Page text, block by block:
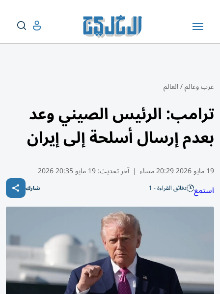
عرب وعالم/العالم
ترامب: الرئيس الصيني وعد
بعدم إرسال أسلحة إلى إيران
19 مايو 2026 20:29 مساء | آخر تحديث:19 مايو 20:35 2026
استمع دقائق القراءة - 1 شارك